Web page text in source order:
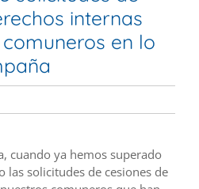
internas
en lo
cuando ya hemos superado
las solicitudes de cesiones de